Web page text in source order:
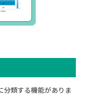
分類する機能がありま